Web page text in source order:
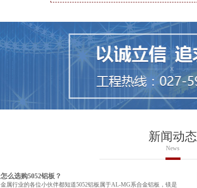
新闻动态
News
怎么选购5052铝板？
金属行业的各位小伙伴都知道5052铝板属于AL-MG系合金铝板，镁是